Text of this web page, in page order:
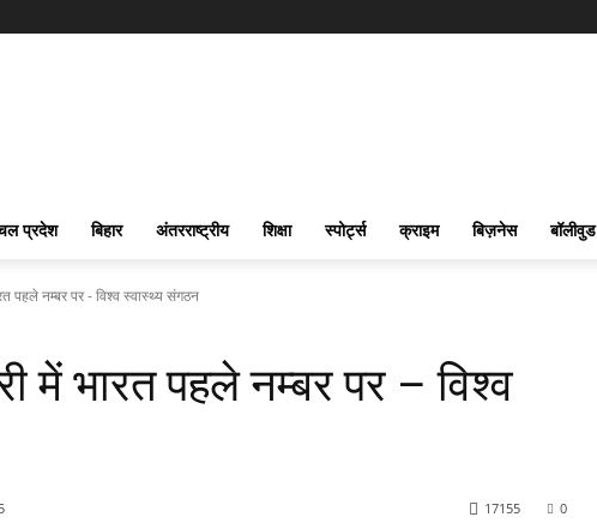
प्रदेश बिहार अंतरराष्ट्रीय शिक्षा स्पोर्ट्स क्राइम बिज़नेस बॉलीवुड
पहले नम्बर पर - विश्व स्वास्थ्य संगठन
में भारत पहले नम्बर पर – विश्व
0
17155